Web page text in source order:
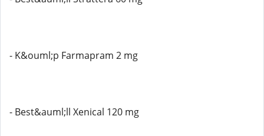
- K&ouml;p Farmapram 2 mg
- Best&auml;ll Xenical 120 mg